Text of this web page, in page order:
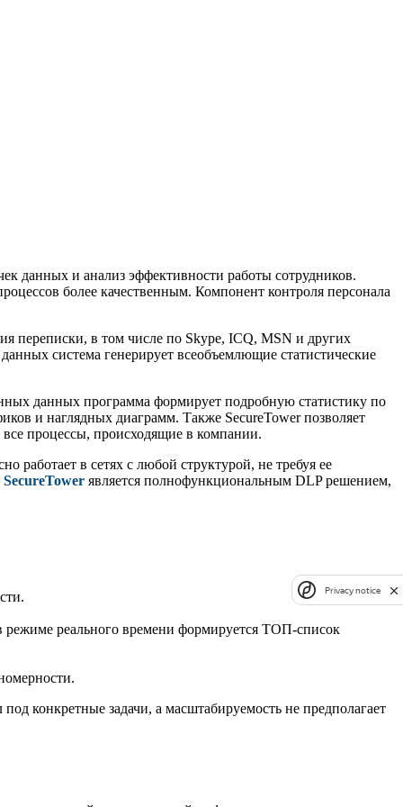
данных и анализ эффективности работы сотрудников.
более качественным. Компонент контроля персонала
переписки, в том числе по Skype, ICQ, MSN и других
система генерирует всеобъемлющие статистические
данных программа формирует подробную статистику по
и наглядных диаграмм. Также SecureTower позволяет
все процессы, происходящие в компании.
работает в сетях с любой структурой, не требуя ее
SecureTower является полнофункциональным DLP решением,
режиме реального времени формируется ТОП-список
конкретные задачи, а масштабируемость не предполагает
Privacy notice